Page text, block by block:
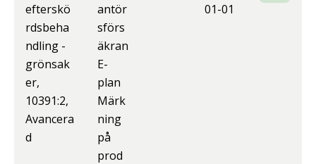
efterskö
rdsbeha
ndling -
grönsak
er,
10391:2,
Avancera
d
antör
sförs
äkran
E-
plan
Märk
ning
på
prod
01-01